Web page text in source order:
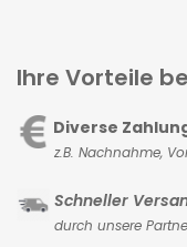
Ihre Vorteile
Diverse
z.B. Nachnahme,
Schneller
durch unsere